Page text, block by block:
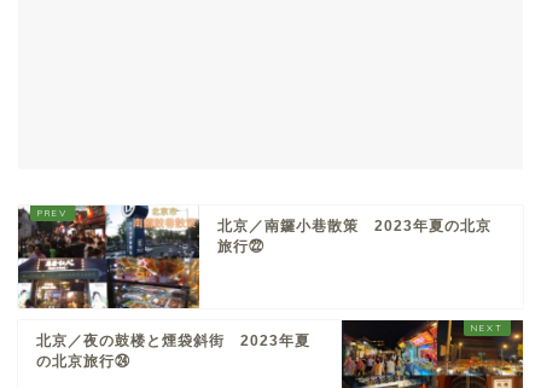
北京／南鑼小巷散策 2023年夏の北京
旅行㉒
北京／夜の鼓楼と煙袋斜街 2023年夏
の北京旅行㉔